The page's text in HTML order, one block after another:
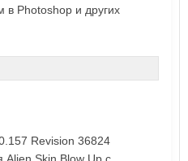
в Photoshop и других
Revision 36824